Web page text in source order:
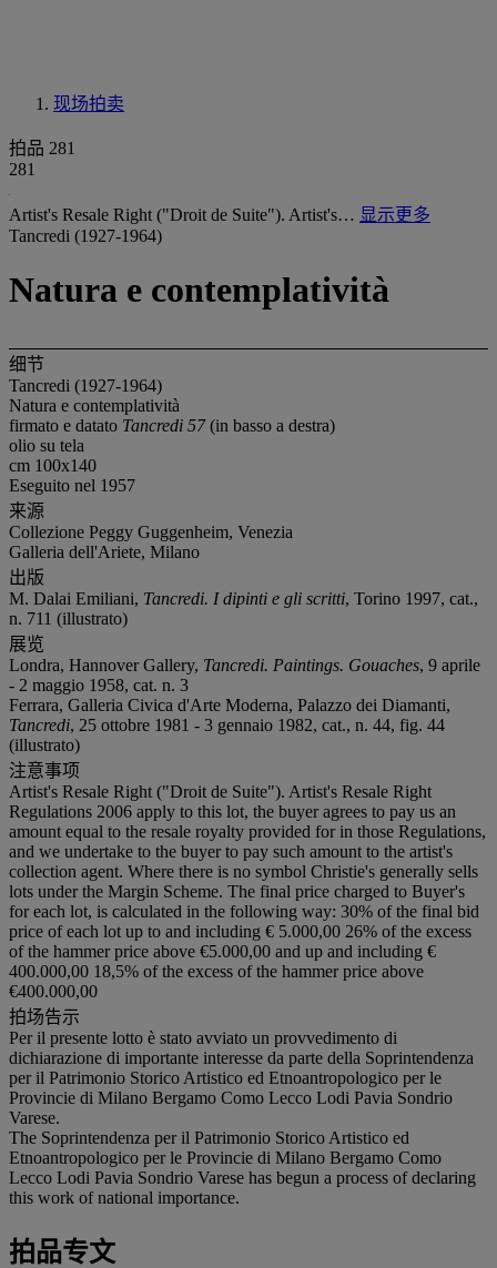
现场拍卖
拍品 281
281
Artist's Resale Right ("Droit de Suite"). Artist's… 显示更多
Tancredi (1927-1964)
Natura e contemplatività
细节
Tancredi (1927-1964)
Natura e contemplatività
firmato e datato Tancredi 57(in basso a destra)
olio su tela
cm 100x140
Eseguito nel 1957
来源
Collezione Peggy Guggenheim, Venezia
Galleria dell'Ariete, Milano
出版
M. Dalai Emiliani, Tancredi. I dipinti e gli scritti, Torino 1997, cat.,
n. 711 (illustrato)
展览
Londra, Hannover Gallery, Tancredi. Paintings. Gouaches, 9 aprile
- 2 maggio 1958, cat. n. 3
Ferrara, Galleria Civica d'Arte Moderna, Palazzo dei Diamanti,
Tancredi, 25 ottobre 1981 - 3 gennaio 1982, cat., n. 44, fig. 44
(illustrato)
注意事项
Artist's Resale Right ("Droit de Suite"). Artist's Resale Right
Regulations 2006 apply to this lot, the buyer agrees to pay us an
amount equal to the resale royalty provided for in those Regulations,
and we undertake to the buyer to pay such amount to the artist's
collection agent. Where there is no symbol Christie's generally sells
lots under the Margin Scheme. The final price charged to Buyer's
for each lot, is calculated in the following way: 30% of the final bid
price of each lot up to and including € 5.000,00 26% of the excess
of the hammer price above €5.000,00 and up and including €
400.000,00 18,5% of the excess of the hammer price above
€400.000,00
拍场告示
Per il presente lotto è stato avviato un provvedimento di
dichiarazione di importante interesse da parte della Soprintendenza
per il Patrimonio Storico Artistico ed Etnoantropologico per le
Provincie di Milano Bergamo Como Lecco Lodi Pavia Sondrio
Varese.
The Soprintendenza per il Patrimonio Storico Artistico ed
Etnoantropologico per le Provincie di Milano Bergamo Como
Lecco Lodi Pavia Sondrio Varese has begun a process of declaring
this work of national importance.
拍品专文